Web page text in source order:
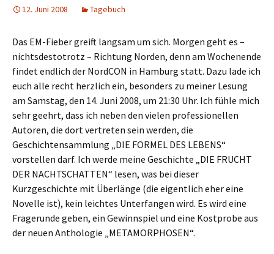
12. Juni 2008 Tagebuch
Das EM-Fieber greift langsam um sich. Morgen geht es –
nichtsdestotrotz – Richtung Norden, denn am Wochenende
findet endlich der NordCON in Hamburg statt. Dazu lade ich
euch alle recht herzlich ein, besonders zu meiner Lesung
am Samstag, den 14. Juni 2008, um 21:30 Uhr. Ich fühle mich
sehr geehrt, dass ich neben den vielen professionellen
Autoren, die dort vertreten sein werden, die
Geschichtensammlung „DIE FORMEL DES LEBENS“
vorstellen darf. Ich werde meine Geschichte „DIE FRUCHT
DER NACHTSCHATTEN“ lesen, was bei dieser
Kurzgeschichte mit Überlänge (die eigentlich eher eine
Novelle ist), kein leichtes Unterfangen wird. Es wird eine
Fragerunde geben, ein Gewinnspiel und eine Kostprobe aus
der neuen Anthologie „METAMORPHOSEN“.